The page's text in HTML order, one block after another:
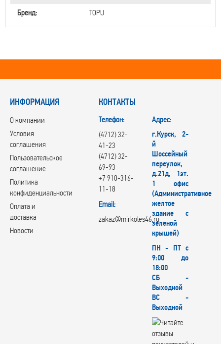
Бренд:
TOPU
ИНФОРМАЦИЯ
О компании
Условия
соглашения
Пользовательское
соглашение
Политика
конфиденциальности
Оплата и
доставка
Новости
КОНТАКТЫ
Телефон:
(4712) 32-
41-23
(4712) 32-
69-93
+7 910-316-
11-18
Email:
zakaz@mirkoles46.ru
Адрес:
г.Курск, 2-
й
Шоссейный
переулок,
д.21д, 1эт.
1 офис
(Административное
желтое
здание с
зеленой
крышей)
ПН - ПТ с
9:00 до
18:00
СБ -
Выходной
ВС -
Выходной